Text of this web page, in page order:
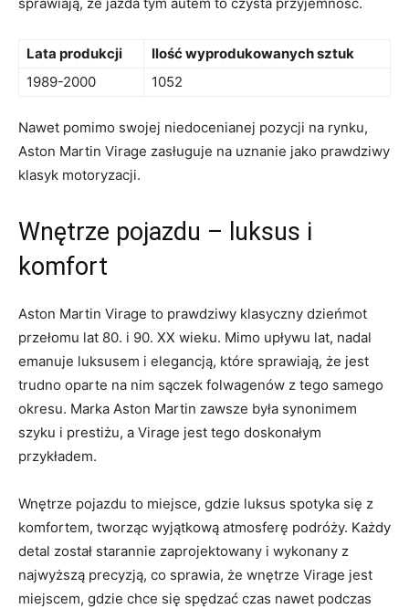
sprawiają, że jazda ⁣tym autem to ​czysta przyjemność.
Lata produkcji
Ilość ⁤wyprodukowanych sztuk
1989-2000
1052
Nawet pomimo swojej niedocenianej pozycji na rynku,
‌Aston Martin Virage ⁣zasługuje na uznanie ⁣jako prawdziwy
klasyk motoryzacji.
Wnętrze‍ pojazdu – ‍luksus i
komfort
Aston Martin Virage to prawdziwy klasyczny dzieńmot
przełomu ‍lat 80. i 90. XX wieku. Mimo upływu lat, nadal
emanuje luksusem i⁤ elegancją, które sprawiają, że jest
trudno ⁢oparte na ⁤nim ⁣sączek folwagenów‌ z tego samego
okresu.​ Marka Aston ⁢Martin‌ zawsze była synonimem
szyku ‌i ⁣prestiżu, ‌a⁣ Virage ⁣jest tego⁢ doskonałym
przykładem.
Wnętrze‌ pojazdu ⁣to miejsce, gdzie luksus spotyka się z⁢
komfortem, tworząc wyjątkową atmosferę podróży. ⁢Każdy
detal ⁤został⁢ starannie zaprojektowany i wykonany z
‌najwyższą precyzją, co⁣ sprawia,‌ że wnętrze Virage jest⁤
miejscem,‌ gdzie​ chce się spędzać ‍czas ​nawet podczas